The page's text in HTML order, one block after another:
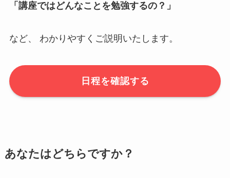
「講座ではどんなことを勉強するの？」
など、 わかりやすくご説明いたします。
日程を確認する
あなたはどちらですか？